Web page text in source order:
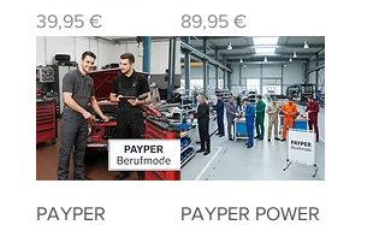
Preis
39,95 €
Preis
89,95 €
PAYPER
PAYPER POWER